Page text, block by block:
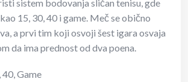
sistem bodovanja sličan tenisu, gde
15, 30, 40 i game. Meč se obično
a prvi tim koji osvoji šest igara osvaja
da ima prednost od dva poena.
40, Game